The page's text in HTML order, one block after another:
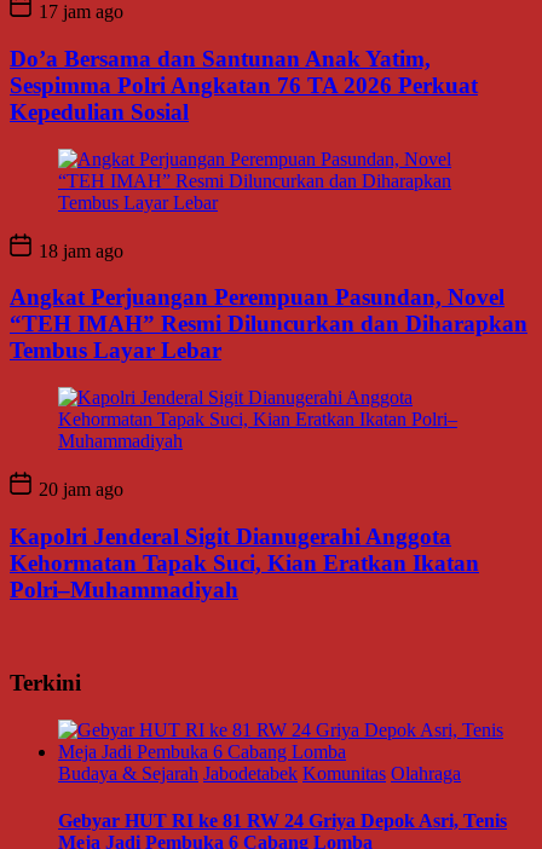
17 jam ago
Do’a Bersama dan Santunan Anak Yatim,
Sespimma Polri Angkatan 76 TA 2026 Perkuat
Kepedulian Sosial
18 jam ago
Angkat Perjuangan Perempuan Pasundan, Novel
“TEH IMAH” Resmi Diluncurkan dan Diharapkan
Tembus Layar Lebar
20 jam ago
Kapolri Jenderal Sigit Dianugerahi Anggota
Kehormatan Tapak Suci, Kian Eratkan Ikatan
Polri–Muhammadiyah
Terkini
Budaya & Sejarah Jabodetabek Komunitas Olahraga
Gebyar HUT RI ke 81 RW 24 Griya Depok Asri, Tenis
Meja Jadi Pembuka 6 Cabang Lomba